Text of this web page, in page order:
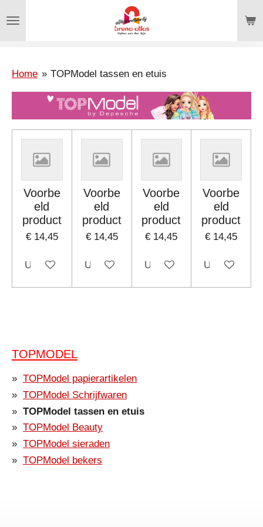
direct
hoofdinhoud
Home » TOPModel tassen en etuis
Voorbe
eld
product
€ 14,45
Uitgeschakeld
Voorbe
eld
product
€ 14,45
Uitgeschakeld
Voorbe
eld
product
€ 14,45
Uitgeschakeld
Voorbe
eld
product
€ 14,45
TOPMODEL
TOPModel papierartikelen
TOPModel Schrijfwaren
TOPModel tassen en etuis
TOPModel Beauty
TOPModel sieraden
TOPModel bekers